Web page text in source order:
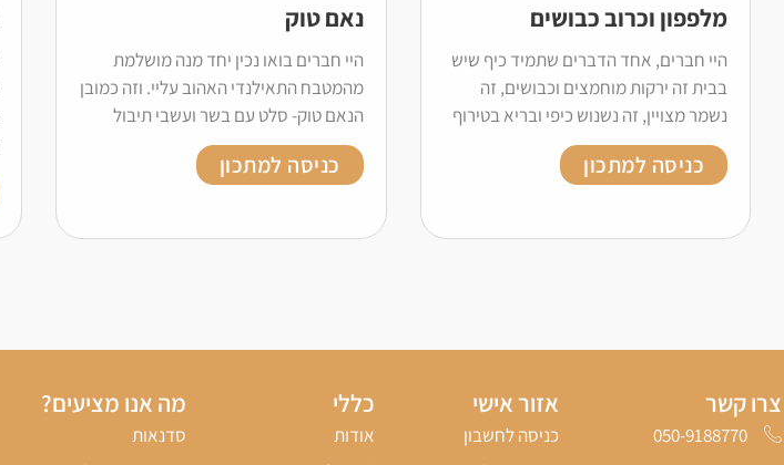
מלפפון וכרוב כבושים
היי חברים, אחד הדברים שתמיד כיף שיש
בבית זה ירקות מוחמצים וכבושים, זה
נשמר מצויין, זה נשנוש כיפי ובריא בטירוף
כניסה למתכון
נאם טוק
היי חברים בואו נכין יחד מנה מושלמת
מהמטבח התאילנדי האהוב עליי. וזה כמובן
הנאם טוק- סלט עם בשר ועשבי תיבול
כניסה למתכון
צרו קשר
050-9188770‬
אזור אישי
כניסה לחשבון
כללי
אודות
מה אנו מציעים?
סדנאות